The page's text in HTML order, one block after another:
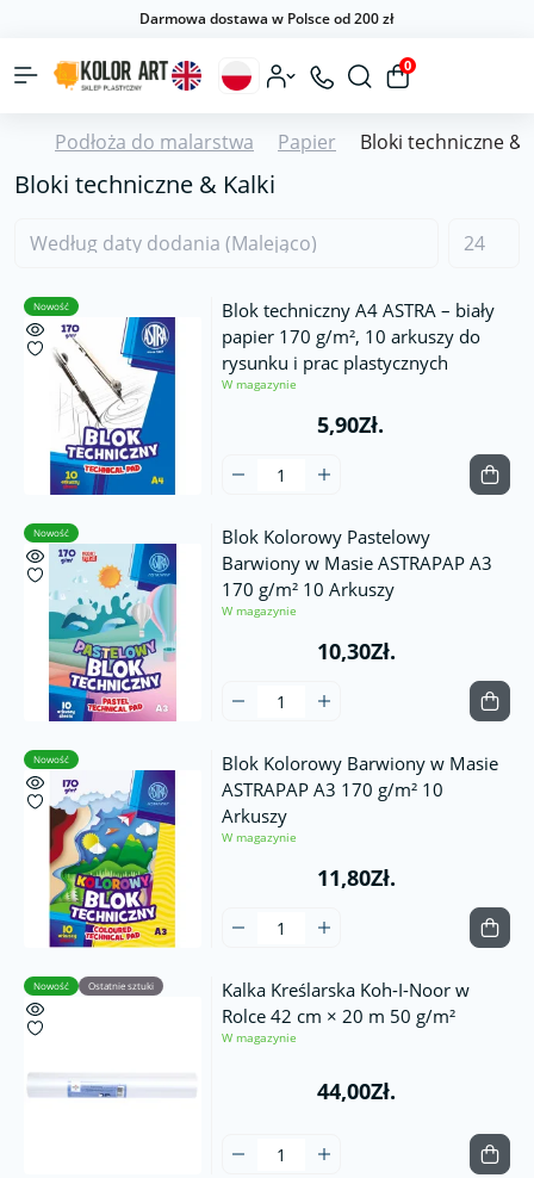
Darmowa dostawa w Polsce od 200 zł
0
Podłoża do malarstwa Papier Bloki techniczne &
Bloki techniczne & Kalki
Nowość
Blok techniczny A4 ASTRA – biały
papier 170 g/m², 10 arkuszy do
rysunku i prac plastycznych
W magazynie
5,90Zł.
Nowość
Blok Kolorowy Pastelowy
Barwiony w Masie ASTRAPAP A3
170 g/m² 10 Arkuszy
W magazynie
10,30Zł.
Nowość
Blok Kolorowy Barwiony w Masie
ASTRAPAP A3 170 g/m² 10
Arkuszy
W magazynie
11,80Zł.
Nowość Ostatnie sztuki
Kalka Kreślarska Koh-I-Noor w
Rolce 42 cm × 20 m 50 g/m²
W magazynie
44,00Zł.